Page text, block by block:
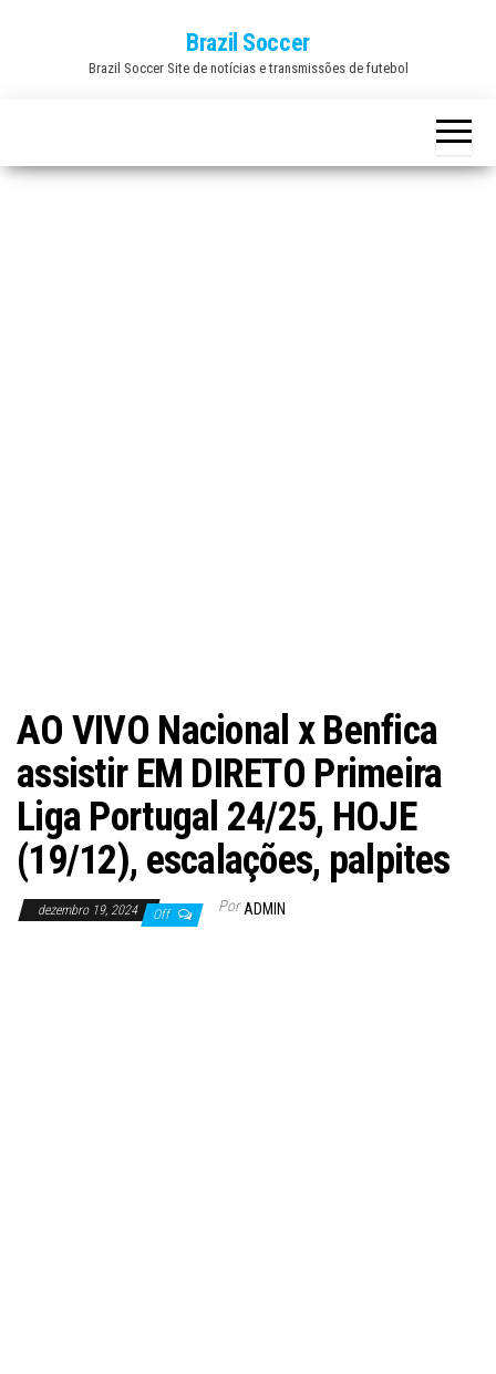
Brazil Soccer
Brazil Soccer Site de notícias e transmissões de futebol
AO VIVO Nacional x Benfica
assistir EM DIRETO Primeira
Liga Portugal 24/25, HOJE
(19/12), escalações, palpites
dezembro 19, 2024 Off Por ADMIN